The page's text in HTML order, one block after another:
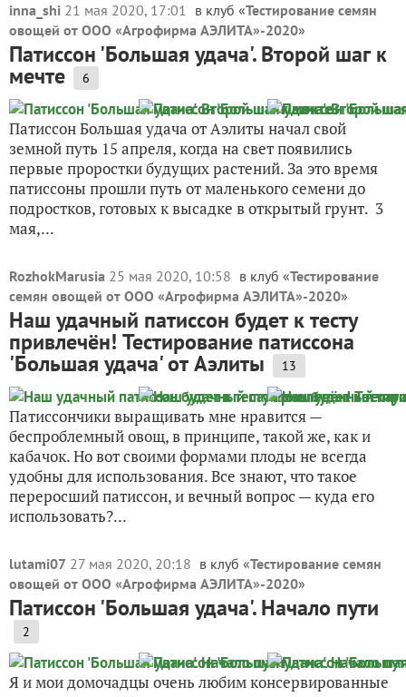
inna_shi 21 мая 2020, 17:01 в клуб «Тестирование семян
овощей от ООО «Агрофирма АЭЛИТА»-2020»
Патиссон 'Большая удача'. Второй шаг к
мечте 6
Патиссон Большая удача от Аэлиты начал свой
земной путь 15 апреля, когда на свет появились
первые проростки будущих растений. За это время
патиссоны прошли путь от маленького семени до
подростков, готовых к высадке в открытый грунт. 3
мая,...
RozhokMarusia 25 мая 2020, 10:58 в клуб «Тестирование
семян овощей от ООО «Агрофирма АЭЛИТА»-2020»
Наш удачный патиссон будет к тесту
привлечён! Тестирование патиссона
'Большая удача' от Аэлиты 13
Патиссончики выращивать мне нравится —
беспроблемный овощ, в принципе, такой же, как и
кабачок. Но вот своими формами плоды не всегда
удобны для использования. Все знают, что такое
переросший патиссон, и вечный вопрос — куда его
использовать?...
lutami07 27 мая 2020, 20:18 в клуб «Тестирование семян
овощей от ООО «Агрофирма АЭЛИТА»-2020»
Патиссон 'Большая удача'. Начало пути
2
Я и мои домочадцы очень любим консервированные